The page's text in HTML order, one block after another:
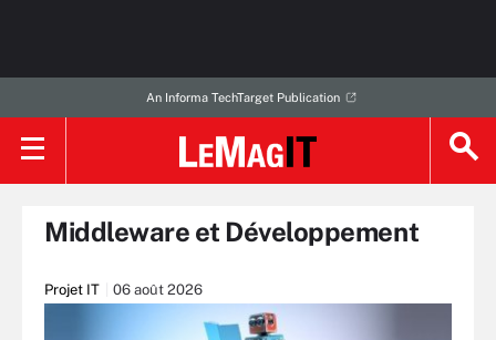
An Informa TechTarget Publication
Middleware et Développement
Projet IT 06 août 2026